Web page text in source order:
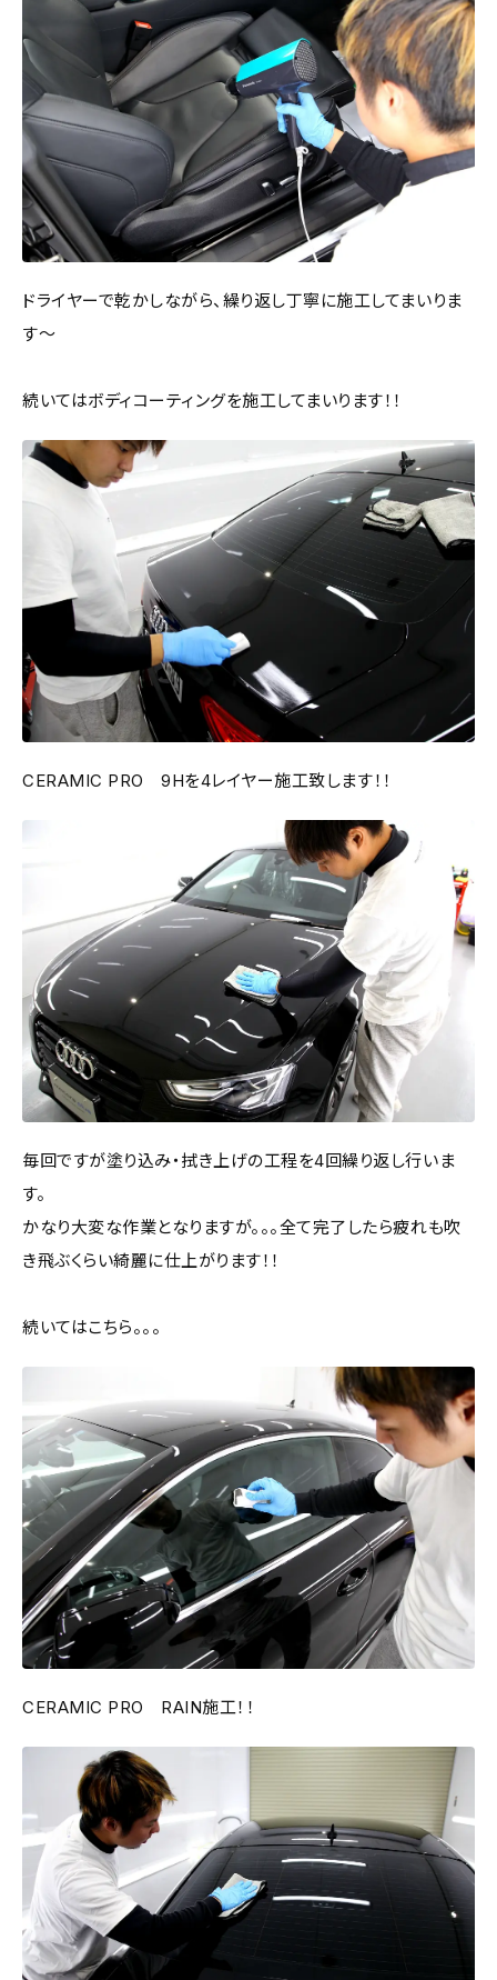
ドライヤーで乾かしながら、繰り返し丁寧に施工してまいりま
す～
続いてはボディコーティングを施工してまいります！！
CERAMIC PRO 9Hを4レイヤー施工致します！！
毎回ですが塗り込み・拭き上げの工程を4回繰り返し行いま
す。
かなり大変な作業となりますが。。。全て完了したら疲れも吹
き飛ぶくらい綺麗に仕上がります！！
続いてはこちら。。。
CERAMIC PRO RAIN施工！！